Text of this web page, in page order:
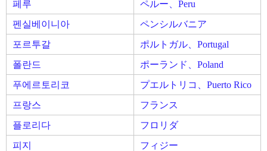
페루
ペルー、Peru
펜실베이니아
ペンシルバニア
포르투갈
ポルトガル、Portugal
폴란드
ポーランド、Poland
푸에르토리코
プエルトリコ、Puerto Rico
프랑스
フランス
플로리다
フロリダ
피지
フィジー